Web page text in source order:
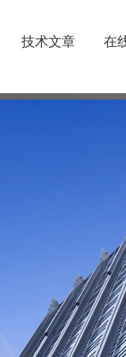
技术文章 在